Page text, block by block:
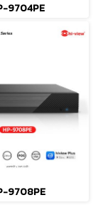
9704PE
9708PE